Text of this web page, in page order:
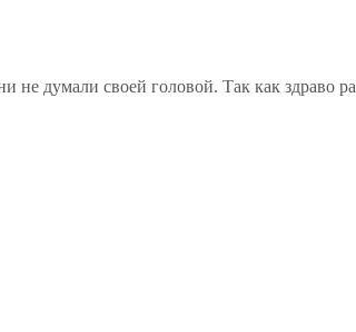
думали своей головой. Так как здраво